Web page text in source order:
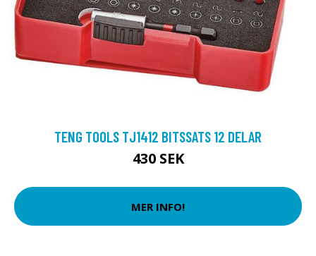
TENG TOOLS TJ1412 BITSSATS 12 DELAR
430 SEK
MER INFO!